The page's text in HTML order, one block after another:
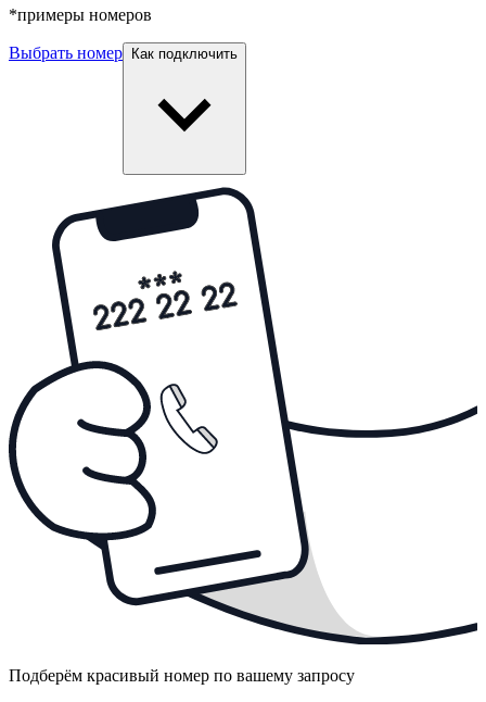
*примеры номеров
Выбрать номер Как подключить
Подберём красивый номер по вашему запросу